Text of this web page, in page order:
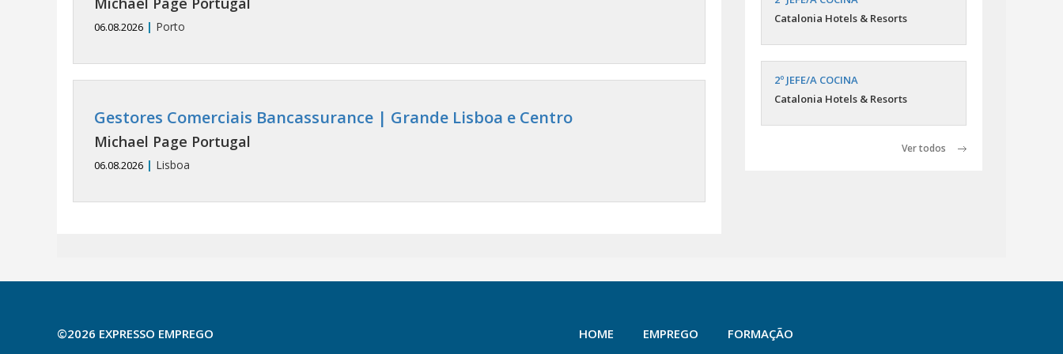
06.08.2026 | Porto
Gestores Comerciais Bancassurance | Grande Lisboa e Centro
Michael Page Portugal
06.08.2026 | Lisboa
Catalonia Hotels & Resorts
2º JEFE/A COCINA
Catalonia Hotels & Resorts
Ver todos
©2026 EXPRESSO EMPREGO HOME EMPREGO FORMAÇÃO